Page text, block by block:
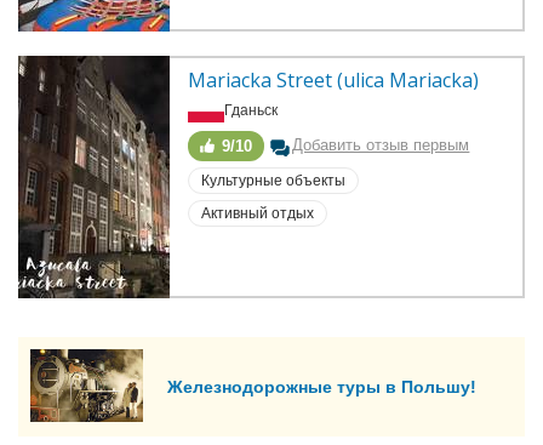
Mariacka Street (ulica Mariacka)
Гданьск
9/10 Добавить отзыв первым
Культурные объекты
Активный отдых
Железнодорожные туры в Польшу!